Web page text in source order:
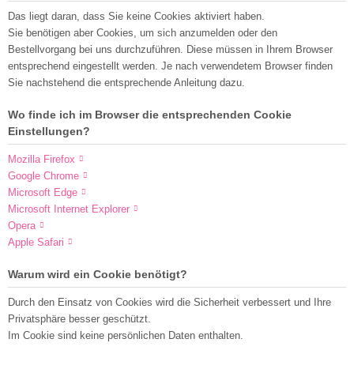
Das liegt daran, dass Sie keine Cookies aktiviert haben.
Sie benötigen aber Cookies, um sich anzumelden oder den
Bestellvorgang bei uns durchzuführen. Diese müssen in Ihrem Browser
entsprechend eingestellt werden. Je nach verwendetem Browser finden
Sie nachstehend die entsprechende Anleitung dazu.
Wo finde ich im Browser die entsprechenden Cookie
Einstellungen?
Mozilla Firefox
Google Chrome
Microsoft Edge
Microsoft Internet Explorer
Opera
Apple Safari
Warum wird ein Cookie benötigt?
Durch den Einsatz von Cookies wird die Sicherheit verbessert und Ihre
Privatsphäre besser geschützt.
Im Cookie sind keine persönlichen Daten enthalten.